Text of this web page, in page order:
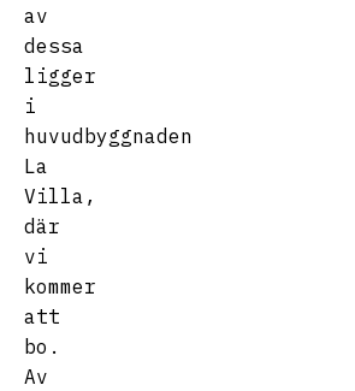
av
dessa
ligger
i
huvudbyggnaden
La
Villa,
där
vi
kommer
att
bo.
Av